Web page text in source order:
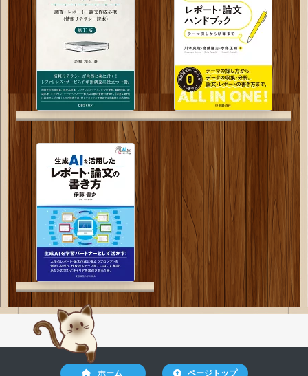
ホーム ページトップ